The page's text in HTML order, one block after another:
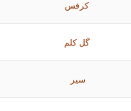
کرفس
گل کلم
سیر